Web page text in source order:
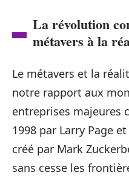
La révolution
métavers à la
Le métavers et la
notre rapport aux
entreprises majeures
1998 par Larry Page
créé par Mark
sans cesse les